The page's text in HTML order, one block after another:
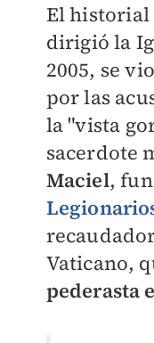
El historial
dirigió la
2005, se
por las
la "vista
sacerdote
Maciel,
Vaticano,
pederasta